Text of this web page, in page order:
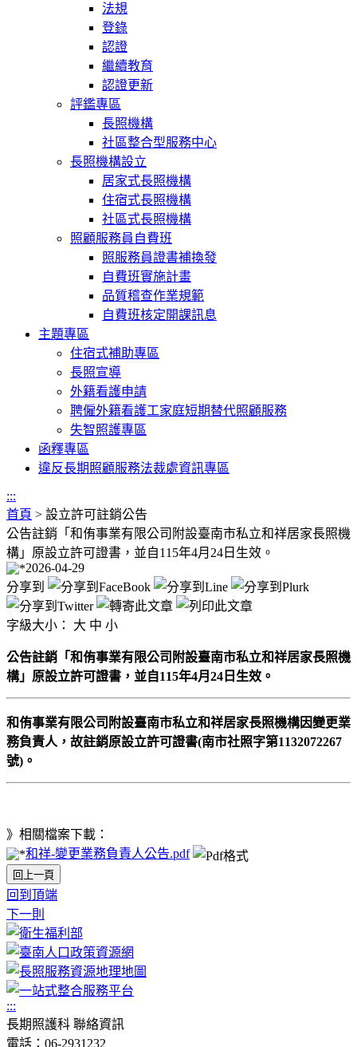
法規
登錄
認證
繼續教育
認證更新
評鑑專區
長照機構
社區整合型服務中心
長照機構設立
居家式長照機構
住宿式長照機構
社區式長照機構
照顧服務員自費班
照服務員證書補換發
自費班實施計畫
品質稽查作業規範
自費班核定開課訊息
主題專區
住宿式補助專區
長照宣導
外籍看護申請
聘僱外籍看護工家庭短期替代照顧服務
失智照護專區
函釋專區
違反長期照顧服務法裁處資訊專區
:::
首頁 > 設立許可註銷公告
公告註銷「和侑事業有限公司附設臺南市私立和祥居家長照機
構」原設立許可證書，並自115年4月24日生效。
2026-04-29
分享到
字級大小： 大 中 小
公告註銷「和侑事業有限公司附設臺南市私立和祥居家長照機
構」原設立許可證書，並自115年4月24日生效。
和侑事業有限公司附設臺南市私立和祥居家長照機構因變更業
務負責人，故註銷原設立許可證書(南市社照字第1132072267
號)。
》相關檔案下載：
和祥-變更業務負責人公告.pdf
回上一頁
回到頂端
下一則
:::
長期照護科 聯絡資訊
電話：06-2931232